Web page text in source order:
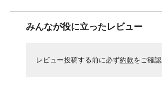
みんなが役に立ったレビュー
レビュー投稿する前に必ず約款をご確